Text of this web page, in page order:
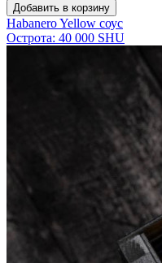
Добавить в корзину
Habanero Yellow соус
Острота: 40 000 SHU